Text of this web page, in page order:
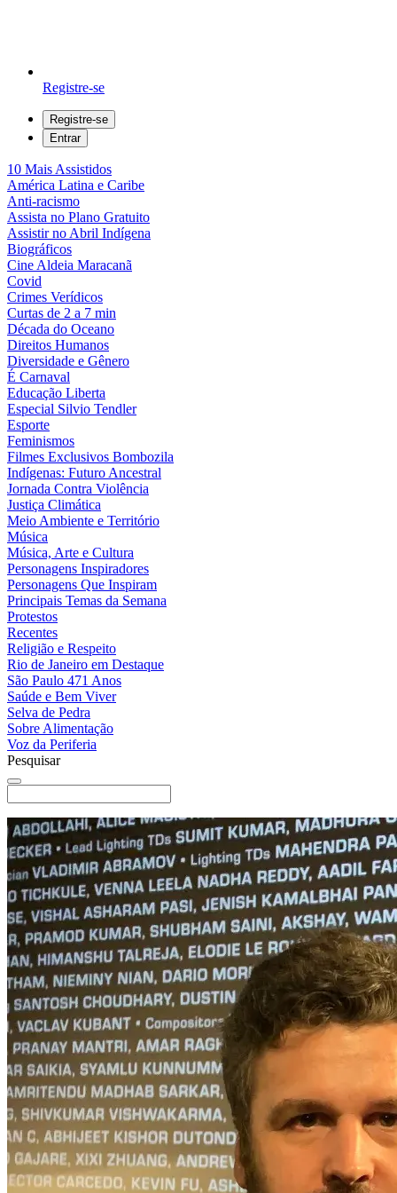
Registre-se
Registre-se
Entrar
10 Mais Assistidos
América Latina e Caribe
Anti-racismo
Assista no Plano Gratuito
Assistir no Abril Indígena
Biográficos
Cine Aldeia Maracanã
Covid
Crimes Verídicos
Curtas de 2 a 7 min
Década do Oceano
Direitos Humanos
Diversidade e Gênero
É Carnaval
Educação Liberta
Especial Silvio Tendler
Esporte
Feminismos
Filmes Exclusivos Bombozila
Indígenas: Futuro Ancestral
Jornada Contra Violência
Justiça Climática
Meio Ambiente e Território
Música
Música, Arte e Cultura
Personagens Inspiradores
Personagens Que Inspiram
Principais Temas da Semana
Protestos
Recentes
Religião e Respeito
Rio de Janeiro em Destaque
São Paulo 471 Anos
Saúde e Bem Viver
Selva de Pedra
Sobre Alimentação
Voz da Periferia
Pesquisar